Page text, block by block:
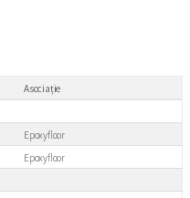
Asociație
Epoxyfloor
Epoxyfloor